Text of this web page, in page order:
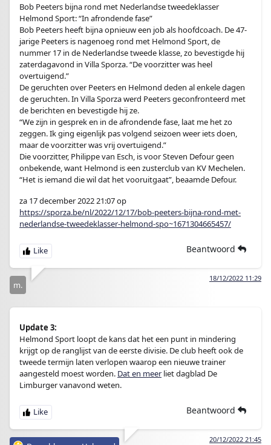
Bob Peeters bijna rond met Nederlandse tweedeklasser
Helmond Sport: “In afrondende fase”
Bob Peeters heeft bijna opnieuw een job als hoofdcoach. De 47-
jarige Peeters is nagenoeg rond met Helmond Sport, de
nummer 17 in de Nederlandse tweede klasse, zo bevestigde hij
zaterdagavond in Villa Sporza. “De voorzitter was heel
overtuigend.”
De geruchten over Peeters en Helmond deden al enkele dagen
de geruchten. In Villa Sporza werd Peeters geconfronteerd met
de berichten en bevestigde hij ze.
“We zijn in gesprek en in de afrondende fase, laat me het zo
zeggen. Ik ging eigenlijk pas volgend seizoen weer iets doen,
maar de voorzitter was vrij overtuigend.”
Die voorzitter, Philippe van Esch, is voor Steven Defour geen
onbekende, want Helmond is een zusterclub van KV Mechelen.
“Het is iemand die wil dat het vooruitgaat”, beaamde Defour.
za 17 december 2022 21:07 op
https://sporza.be/nl/2022/12/17/bob-peeters-bijna-rond-met-
nederlandse-tweedeklasser-helmond-spo~1671304665457/
Beantwoord
18/12/2022 11:29
m.
Update 3:
Helmond Sport loopt de kans dat het een punt in mindering
krijgt op de ranglijst van de eerste divisie. De club heeft ook de
tweede termijn laten verlopen waarop een nieuwe trainer
aangesteld moest worden. Dat en meer liet dagblad De
Limburger vanavond weten.
Beantwoord
20/12/2022 21:45